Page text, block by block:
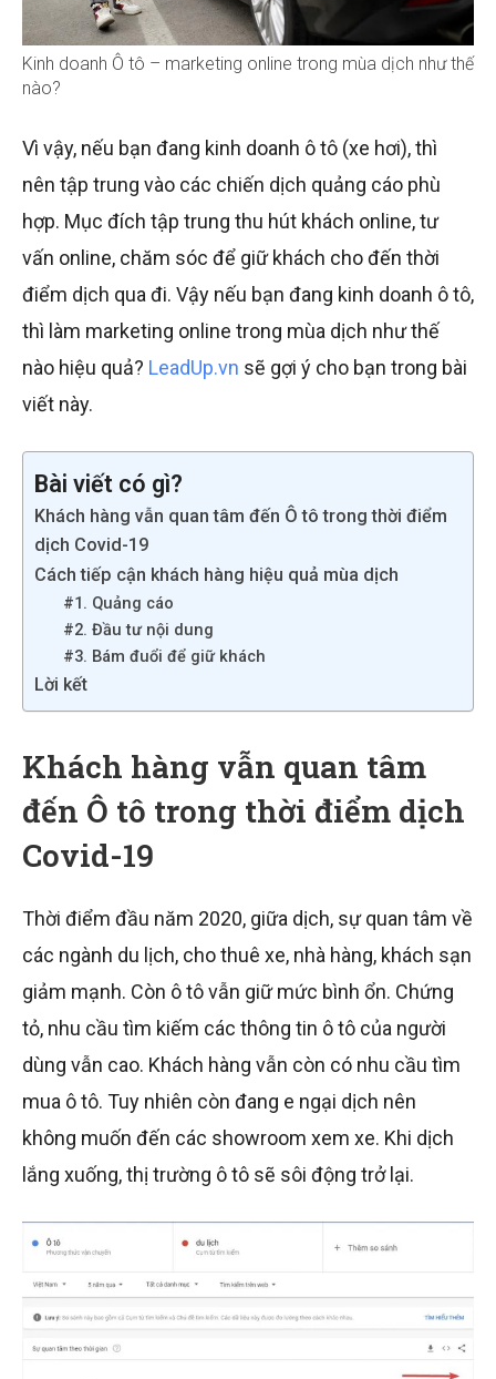
Kinh doanh Ô tô – marketing online trong mùa dịch như thế
nào?
Vì vậy, nếu bạn đang kinh doanh ô tô (xe hơi), thì
nên tập trung vào các chiến dịch quảng cáo phù
hợp. Mục đích tập trung thu hút khách online, tư
vấn online, chăm sóc để giữ khách cho đến thời
điểm dịch qua đi. Vậy nếu bạn đang kinh doanh ô tô,
thì làm marketing online trong mùa dịch như thế
nào hiệu quả? LeadUp.vn sẽ gợi ý cho bạn trong bài
viết này.
Bài viết có gì?
Khách hàng vẫn quan tâm đến Ô tô trong thời điểm
dịch Covid-19
Cách tiếp cận khách hàng hiệu quả mùa dịch
#1. Quảng cáo
#2. Đầu tư nội dung
#3. Bám đuổi để giữ khách
Lời kết
Khách hàng vẫn quan tâm
đến Ô tô trong thời điểm dịch
Covid-19
Thời điểm đầu năm 2020, giữa dịch, sự quan tâm về
các ngành du lịch, cho thuê xe, nhà hàng, khách sạn
giảm mạnh. Còn ô tô vẫn giữ mức bình ổn. Chứng
tỏ, nhu cầu tìm kiếm các thông tin ô tô của người
dùng vẫn cao. Khách hàng vẫn còn có nhu cầu tìm
mua ô tô. Tuy nhiên còn đang e ngại dịch nên
không muốn đến các showroom xem xe. Khi dịch
lắng xuống, thị trường ô tô sẽ sôi động trở lại.